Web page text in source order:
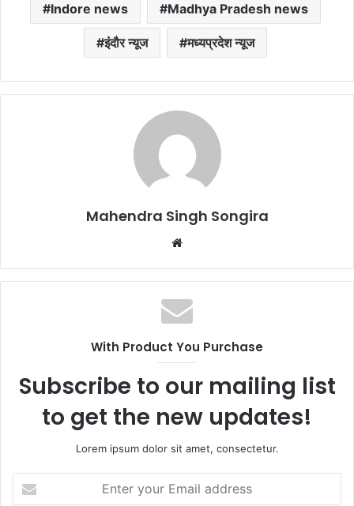
Indore news Madhya Pradesh news
इंदौर न्यूज मध्यप्रदेश न्यूज
Mahendra Singh Songira
Website
With Product You Purchase
Subscribe to our mailing list
to get the new updates!
Lorem ipsum dolor sit amet, consectetur.
your